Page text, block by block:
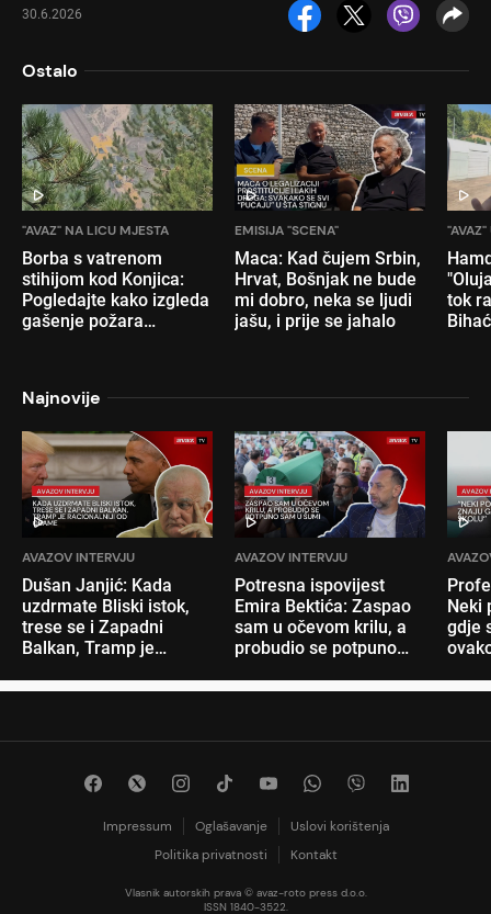
30.6.2026
Ostalo
"AVAZ" NA LICU MJESTA
Borba s vatrenom
stihijom kod Konjica:
Pogledajte kako izgleda
gašenje požara
EMISIJA "SCENA"
Maca: Kad čujem Srbin,
Hrvat, Bošnjak ne bude
mi dobro, neka se ljudi
jašu, i prije se jahalo
tok
Najnovije
AVAZOV INTERVJU
Dušan Janjić: Kada
uzdrmate Bliski istok,
trese se i Zapadni
Balkan, Tramp je
AVAZOV INTERVJU
Potresna ispovijest
Emira Bektića: Zaspao
sam u očevom krilu, a
probudio se potpuno
Neki
gdje
Impressum Oglašavanje
Uslovi korištenja
Politika privatnosti
Kontakt
Vlasnik autorskih prava © avaz-roto press d.o.o.
ISSN 1840-3522.